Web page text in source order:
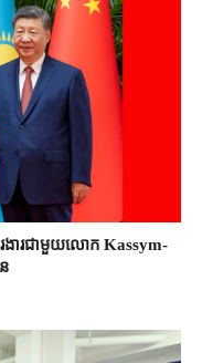
ងារជាមួយ​លោក Kassym-